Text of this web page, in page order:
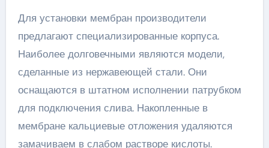
Для установки мембран производители
предлагают специализированные корпуса.
Наиболее долговечными являются модели,
сделанные из нержавеющей стали. Они
оснащаются в штатном исполнении патрубком
для подключения слива. Накопленные в
мембране кальциевые отложения удаляются
замачиваем в слабом растворе кислоты.